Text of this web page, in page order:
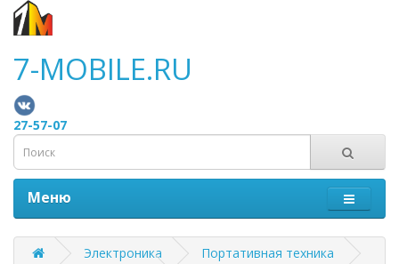
7-MOBILE.RU
27-57-07
Меню
Электроника
Портативная техника